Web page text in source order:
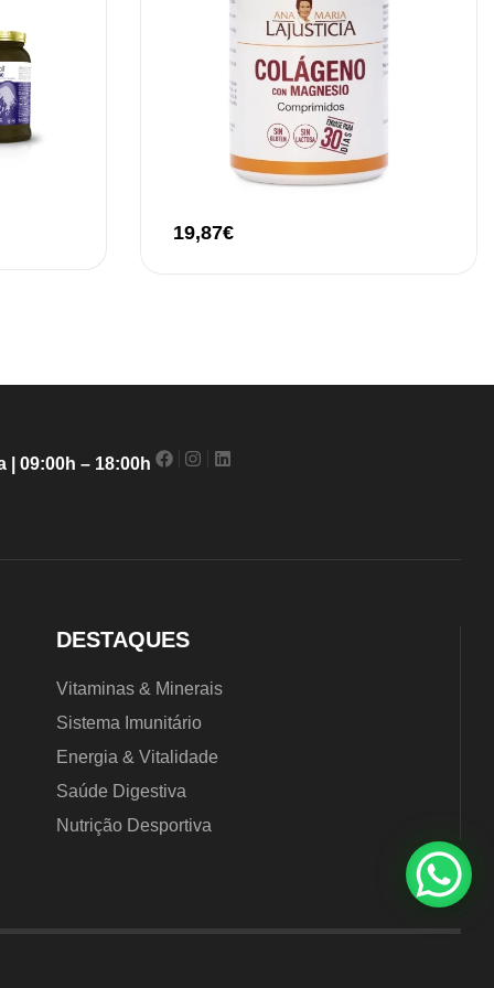
19,87€
| 09:00h – 18:00h
DESTAQUES
Vitaminas & Minerais
Sistema Imunitário
Energia & Vitalidade
Saúde Digestiva
Nutrição Desportiva